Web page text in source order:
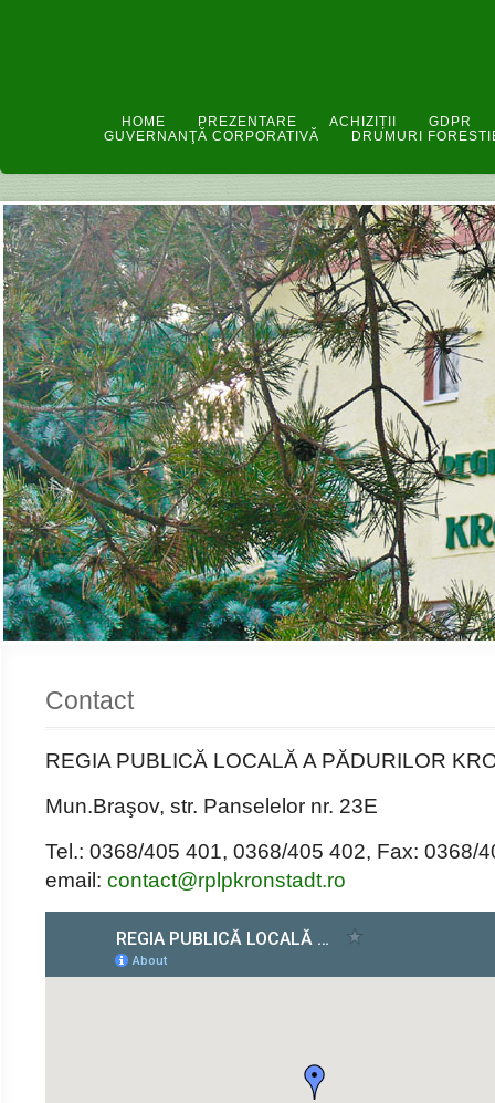
HOME PREZENTARE ACHIZIȚII
GDPR
GUVERNANŢĂ CORPORATIVĂ
DRUMURI
Contact
REGIA PUBLICĂ LOCALĂ A PĂDURILOR
Mun.Braşov, str. Panselelor nr. 23E
Tel.: 0368/405 401, 0368/405 402, Fax: 0368/
email: contact@rplpkronstadt.ro